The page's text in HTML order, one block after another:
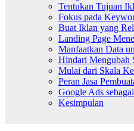
Tentukan Tujuan
Fokus pada
Buat Iklan yang
Landing Page
Manfaatkan Data
Hindari Mengubah
Mulai dari Skala
Peran Jasa
Google Ads
Kesimpulan